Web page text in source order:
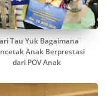
Tau Yuk Bagaimana
Anak Berprestasi
dari POV Anak